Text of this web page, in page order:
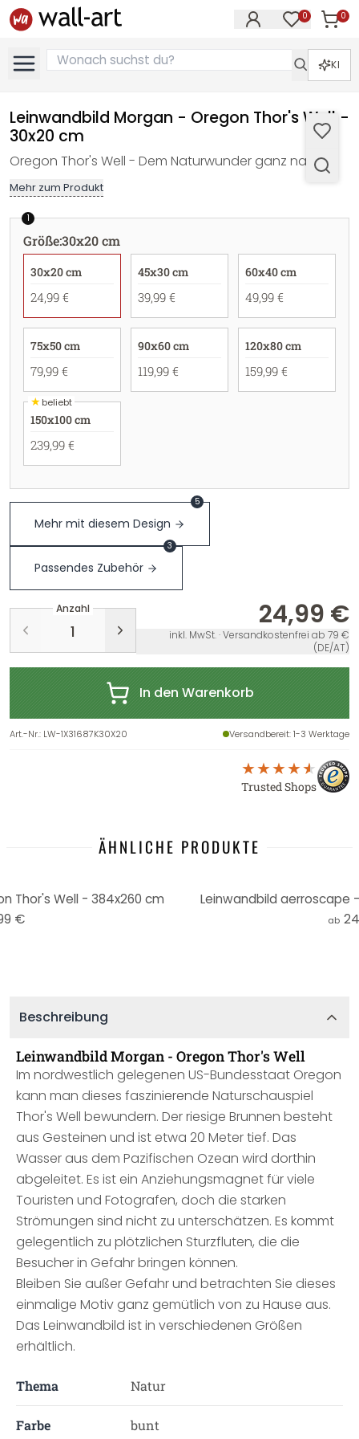
0 0
KI
Leinwandbild Morgan - Oregon Thor's Well -
30x20 cm
Oregon Thor's Well - Dem Naturwunder ganz nah.
Mehr zum Produkt
1
Größe:30x20 cm
30x20 cm
24,99 €
45x30 cm
39,99 €
60x40 cm
49,99 €
75x50 cm
79,99 €
90x60 cm
119,99 €
120x80 cm
159,99 €
★beliebt
150x100 cm
239,99 €
Mehr mit diesem Design
5
Passendes Zubehör
3
Anzahl 24,99 €
inkl. MwSt. · Versandkostenfrei ab 79 €
(DE/AT)
In den Warenkorb
Art.-Nr.: LW-1X31687K30X20 Versandbereit: 1-3 Werktage
Trusted Shops
ÄHNLICHE PRODUKTE
Thor's Well - 384x260 cm
€
Leinwandbild aerroscape
ab
Beschreibung
Leinwandbild Morgan - Oregon Thor's Well
Im nordwestlich gelegenen US-Bundesstaat Oregon
kann man dieses faszinierende Naturschauspiel
Thor's Well bewundern. Der riesige Brunnen besteht
aus Gesteinen und ist etwa 20 Meter tief. Das
Wasser aus dem Pazifischen Ozean wird dorthin
abgeleitet. Es ist ein Anziehungsmagnet für viele
Touristen und Fotografen, doch die starken
Strömungen sind nicht zu unterschätzen. Es kommt
gelegentlich zu plötzlichen Sturzfluten, die die
Besucher in Gefahr bringen können.
Bleiben Sie außer Gefahr und betrachten Sie dieses
einmalige Motiv ganz gemütlich von zu Hause aus.
Das Leinwandbild ist in verschiedenen Größen
erhältlich.
Thema Natur
Farbe bunt